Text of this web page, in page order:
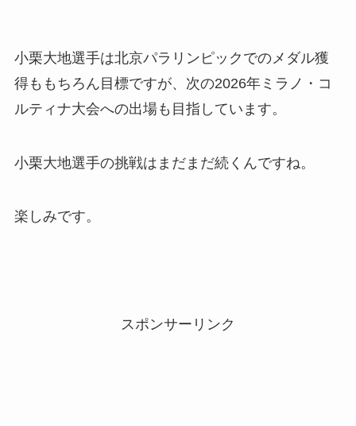
小栗大地選手は北京パラリンピックでのメダル獲
得ももちろん目標ですが、次の2026年ミラノ・コ
ルティナ大会への出場も目指しています。
小栗大地選手の挑戦はまだまだ続くんですね。
楽しみです。
スポンサーリンク